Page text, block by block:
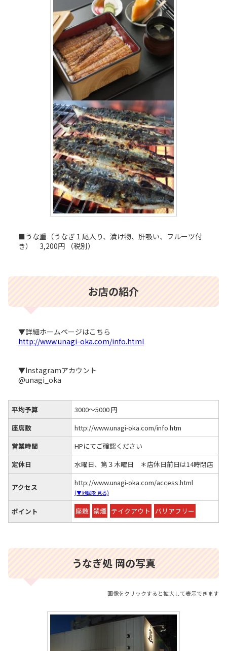
■うな重（うなぎ１尾入り、漬け物、肝吸い、フルーツ付
き） 3,200円 （税別）
お店の紹介
▼詳細ホームページはこちら
http://www.unagi-oka.com/info.html
▼Instagramアカウント
@unagi_oka
平均予算
3000～5000 円
座席数
http://www.unagi-oka.com/info.htm
営業時間
HPにてご確認ください
定休日
水曜日、第３木曜日 ＊店休日前日は14時閉店
アクセス http://www.unagi-oka.com/access.html
(▼地図を見る)
ポイント 座敷 禁煙 テイクアウト バリアフリー
うなぎ処 岡の写真
画像をクリックすると拡大して表示できます